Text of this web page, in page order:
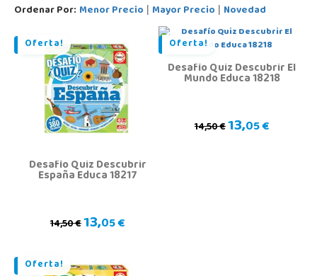
Ordenar Por: Menor Precio | Mayor Precio | Novedad
Oferta!
Desafío Quiz Descubrir
España Educa 18217
14,50 €13,05 €
Oferta!
Desafío Quiz Descubrir El
Mundo Educa 18218
14,50 €13,05 €
Oferta!